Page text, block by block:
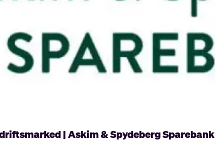
| Askim & Spydeberg Sparebank